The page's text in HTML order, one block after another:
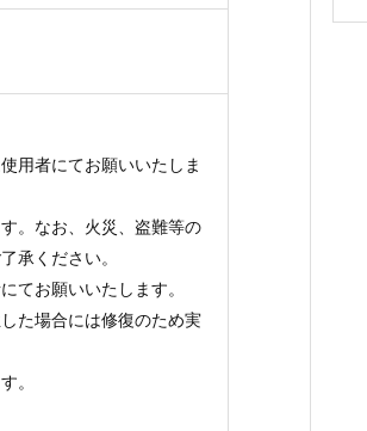
用者にてお願いいたしま
。なお、火災、盗難等の
承ください。
てお願いいたします。
た場合には修復のため実
。